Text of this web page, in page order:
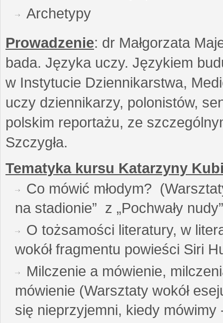
Archetypy
Prowadzenie: dr Małgorzata
bada. Języka uczy. Językiem
w Instytucie Dziennikarstwa,
uczy dziennikarzy, polonistów,
polskim reportażu, ze
Szczygła.
Tematyka kursu Katarzyny
Co mówić młodym?
na stadionie” z „Pochwały
O tożsamości literatury, w
wokół fragmentu powieści Siri
Milczenie a mówienie,
mówienie (Warsztaty wokół
się nieprzyjemni, kiedy mówimy